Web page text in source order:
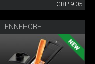
GBP 9.05